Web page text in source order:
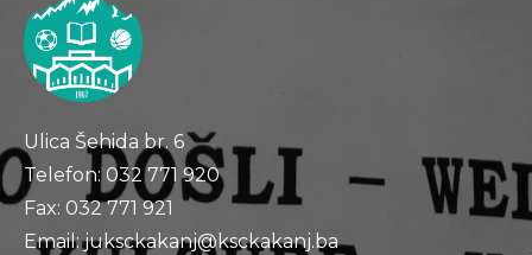
Ulica Šehida br. 6
Telefon: 032 771 920
Fax: 032 771 921
Email: juksckakanj@ksckakanj.ba